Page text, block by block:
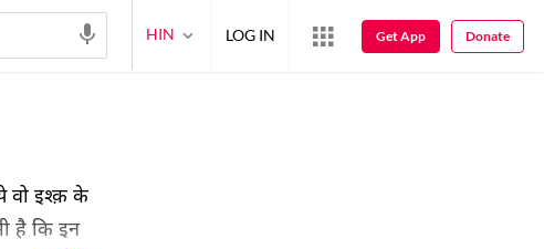
वो इश्क़ के
है कि इन
HIN LOG IN Get App Donate